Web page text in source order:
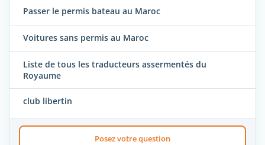
Passer le permis bateau au Maroc
Voitures sans permis au Maroc
Liste de tous les traducteurs assermentés du
Royaume
club libertin
Posez votre question